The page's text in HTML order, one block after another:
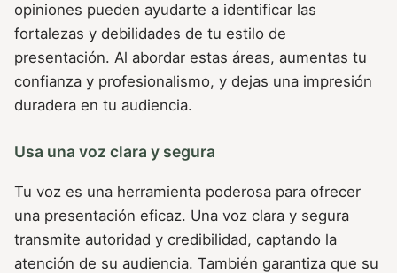
opiniones pueden ayudarte a identificar las
fortalezas y debilidades de tu estilo de
presentación. Al abordar estas áreas, aumentas tu
confianza y profesionalismo, y dejas una impresión
duradera en tu audiencia.
Usa una voz clara y segura
Tu voz es una herramienta poderosa para ofrecer
una presentación eficaz. Una voz clara y segura
transmite autoridad y credibilidad, captando la
atención de su audiencia. También garantiza que su